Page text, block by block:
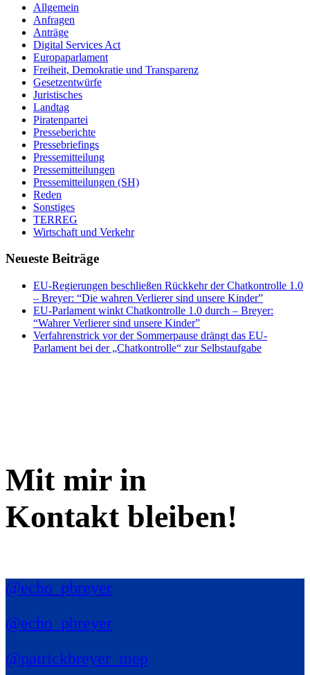
Allgemein
Anfragen
Anträge
Digital Services Act
Europaparlament
Freiheit, Demokratie und Transparenz
Gesetzentwürfe
Juristisches
Landtag
Piratenpartei
Presseberichte
Pressebriefings
Pressemitteilung
Pressemitteilungen
Pressemitteilungen (SH)
Reden
Sonstiges
TERREG
Wirtschaft und Verkehr
Neueste Beiträge
EU-Regierungen beschließen Rückkehr der Chatkontrolle 1.0
– Breyer: “Die wahren Verlierer sind unsere Kinder”
EU-Parlament winkt Chatkontrolle 1.0 durch – Breyer:
“Wahrer Verlierer sind unsere Kinder”
Verfahrenstrick vor der Sommerpause drängt das EU-
Parlament bei der „Chatkontrolle“ zur Selbstaufgabe
Mit mir in
Kontakt bleiben!
@echo_pbreyer
@echo_pbreyer
@patrickbreyer_mep